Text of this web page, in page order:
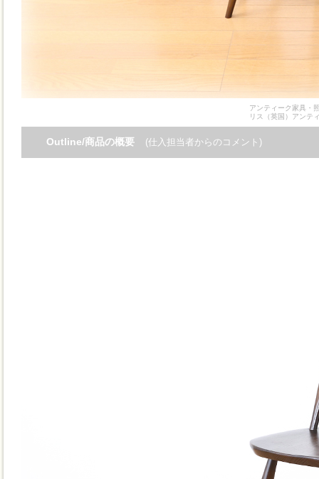
アンティーク家具・
リス（英国）アンテ
Outline/商品の概要 (仕入担当者からのコメント)